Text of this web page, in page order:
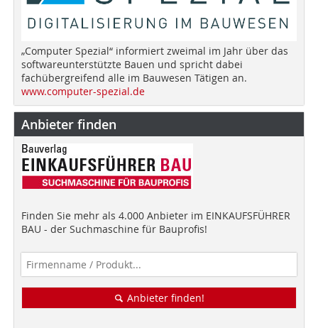
„Computer Spezial“ informiert zweimal im Jahr über das
softwareunterstützte Bauen und spricht dabei
fachübergreifend alle im Bauwesen Tätigen an.
www.computer-spezial.de
Anbieter finden
Finden Sie mehr als 4.000 Anbieter im EINKAUFSFÜHRER
BAU - der Suchmaschine für Bauprofis!
Anbieter finden!